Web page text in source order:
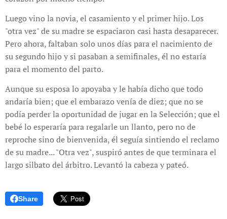
Luego vino la novia, el casamiento y el primer hijo. Los
"otra vez" de su madre se espaciaron casi hasta desaparecer.
Pero ahora, faltaban solo unos días para el nacimiento de
su segundo hijo y si pasaban a semifinales, él no estaría
para el momento del parto.
Aunque su esposa lo apoyaba y le había dicho que todo
andaría bien; que el embarazo venía de diez; que no se
podía perder la oportunidad de jugar en la Selección; que el
bebé lo esperaría para regalarle un llanto, pero no de
reproche sino de bienvenida, él seguía sintiendo el reclamo
de su madre... "Otra vez", suspiró antes de que terminara el
largo silbato del árbitro. Levantó la cabeza y pateó.
Share